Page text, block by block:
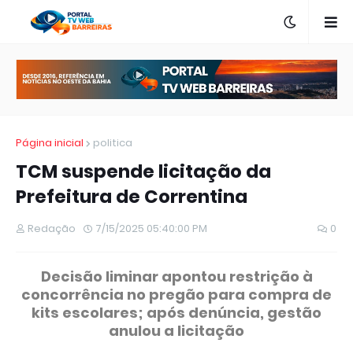
Página inicial politica
TCM suspende licitação da
Prefeitura de Correntina
Redação 7/15/2025 05:40:00 PM 0
Decisão liminar apontou restrição à
concorrência no pregão para compra de
kits escolares; após denúncia, gestão
anulou a licitação